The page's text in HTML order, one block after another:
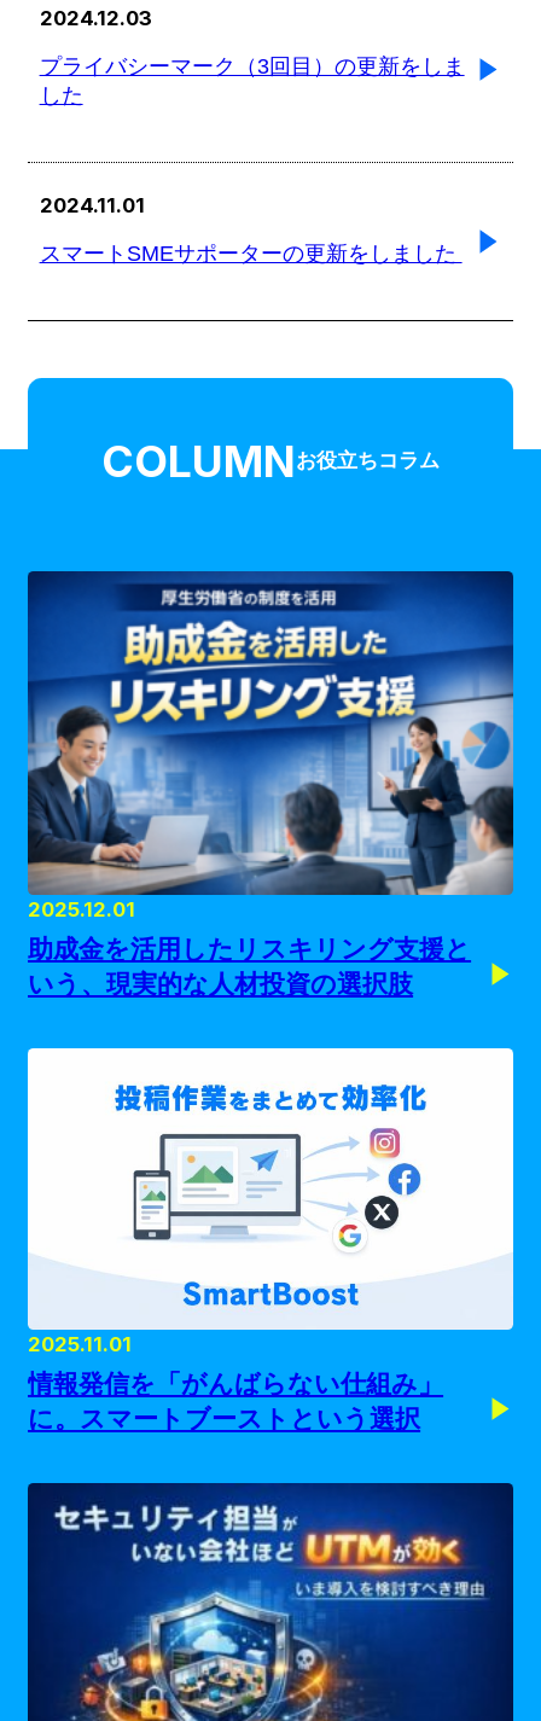
2024.12.03
プライバシーマーク（3回目）の更新をしま
した
2024.11.01
スマートSMEサポーターの更新をしました
COLUMNお役立ちコラム
2025.12.01
助成金を活用したリスキリング支援と
いう、現実的な人材投資の選択肢
2025.11.01
情報発信を「がんばらない仕組み」
に。スマートブーストという選択